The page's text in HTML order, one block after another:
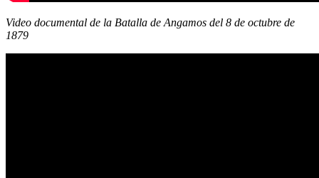
Video documental de la Batalla de Angamos del 8 de octubre de
1879